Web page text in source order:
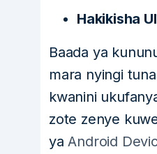
Hakikisha
Baada ya
mara nyingi
kwanini
zote zenye
yaAndroid